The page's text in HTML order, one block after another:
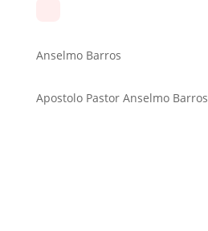
Anselmo Barros
Apostolo Pastor Anselmo Barros